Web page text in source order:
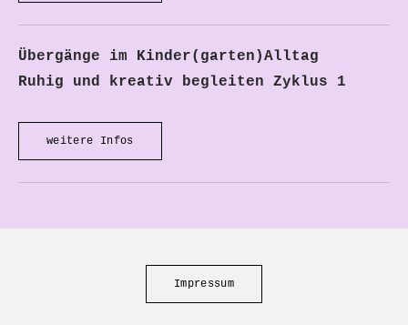
Übergänge im Kinder(garten)Alltag
Ruhig und kreativ begleiten
Zyklus 1
weitere Infos
Impressum